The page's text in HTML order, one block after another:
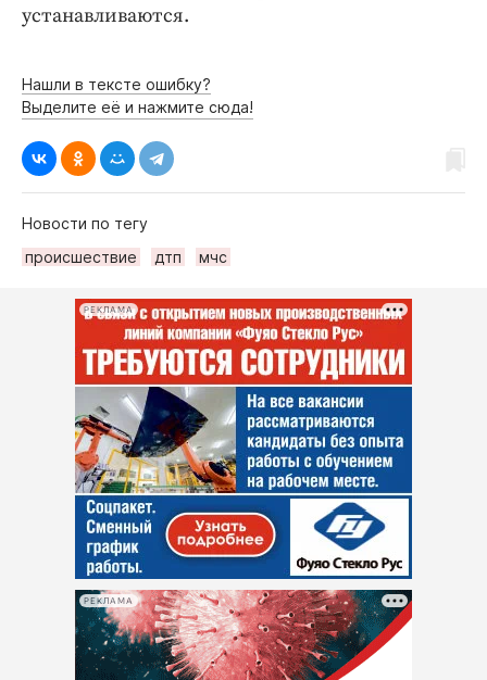
устанавливаются.
Нашли в тексте ошибку?
Выделите её и нажмите сюда!
Новости по тегу
происшествие
дтп мчс
РЕКЛАМА
РЕКЛАМА